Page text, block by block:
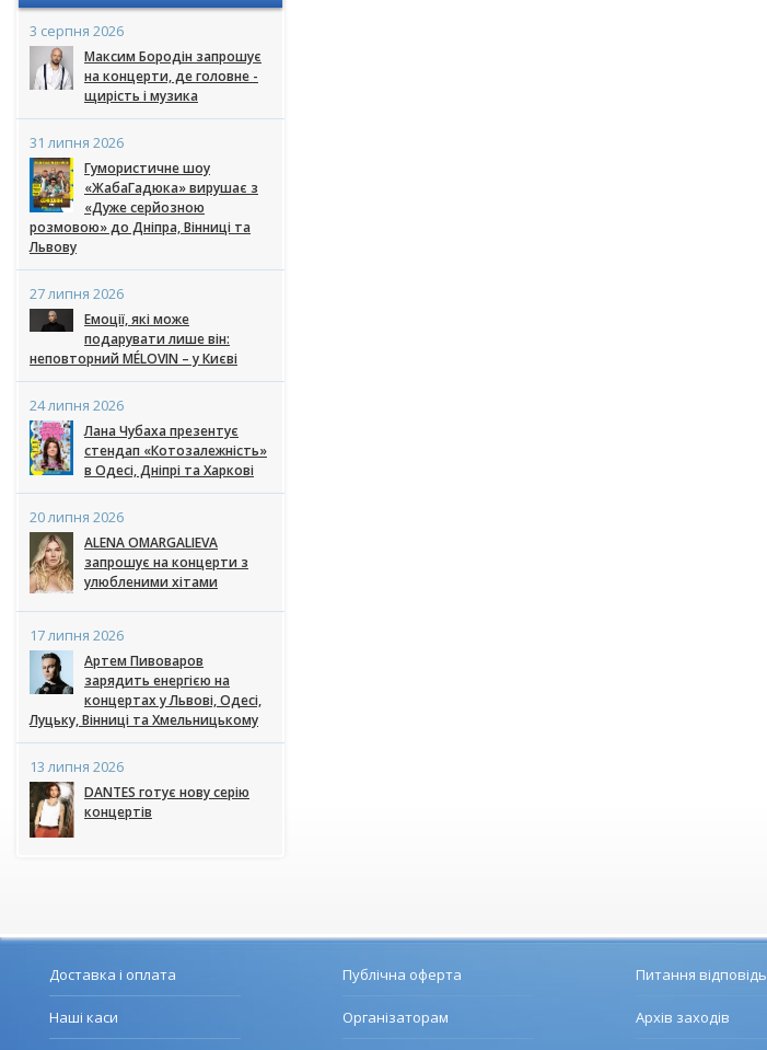
3 серпня 2026
Максим Бородін запрошує
на концерти, де головне -
щирість і музика
31 липня 2026
Гумористичне шоу
«ЖабаГадюка» вирушає з
«Дуже серйозною
розмовою» до Дніпра, Вінниці та
Львову
27 липня 2026
Емоції, які може
подарувати лише він:
неповторний MÉLOVIN – у Києві
24 липня 2026
Лана Чубаха презентує
стендап «Котозалежність»
в Одесі, Дніпрі та Харкові
20 липня 2026
ALENA OMARGALIEVA
запрошує на концерти з
улюбленими хітами
17 липня 2026
Артем Пивоваров
зарядить енергією на
концертах у Львові, Одесі,
Луцьку, Вінниці та Хмельницькому
13 липня 2026
DANTES готує нову серію
концертів
Доставка і оплата
Наші каси
Публічна оферта
Організаторам
Питання відповідь
Архів заходів